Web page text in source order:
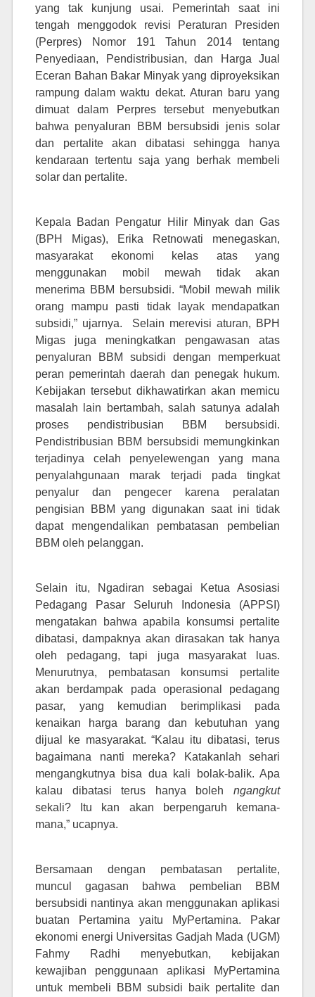
yang tak kunjung usai. Pemerintah saat ini
tengah menggodok revisi Peraturan Presiden
(Perpres) Nomor 191 Tahun 2014 tentang
Penyediaan, Pendistribusian, dan Harga Jual
Eceran Bahan Bakar Minyak yang diproyeksikan
rampung dalam waktu dekat. Aturan baru yang
dimuat dalam Perpres tersebut menyebutkan
bahwa penyaluran BBM bersubsidi jenis solar
dan pertalite akan dibatasi sehingga hanya
kendaraan tertentu saja yang berhak membeli
solar dan pertalite.
Kepala Badan Pengatur Hilir Minyak dan Gas
(BPH Migas), Erika Retnowati menegaskan,
masyarakat ekonomi kelas atas yang
menggunakan mobil mewah tidak akan
menerima BBM bersubsidi. “Mobil mewah milik
orang mampu pasti tidak layak mendapatkan
subsidi,” ujarnya. Selain merevisi aturan, BPH
Migas juga meningkatkan pengawasan atas
penyaluran BBM subsidi dengan memperkuat
peran pemerintah daerah dan penegak hukum.
Kebijakan tersebut dikhawatirkan akan memicu
masalah lain bertambah, salah satunya adalah
proses pendistribusian BBM bersubsidi.
Pendistribusian BBM bersubsidi memungkinkan
terjadinya celah penyelewengan yang mana
penyalahgunaan marak terjadi pada tingkat
penyalur dan pengecer karena peralatan
pengisian BBM yang digunakan saat ini tidak
dapat mengendalikan pembatasan pembelian
BBM oleh pelanggan.
Selain itu, Ngadiran sebagai Ketua Asosiasi
Pedagang Pasar Seluruh Indonesia (APPSI)
mengatakan bahwa apabila konsumsi pertalite
dibatasi, dampaknya akan dirasakan tak hanya
oleh pedagang, tapi juga masyarakat luas.
Menurutnya, pembatasan konsumsi pertalite
akan berdampak pada operasional pedagang
pasar, yang kemudian berimplikasi pada
kenaikan harga barang dan kebutuhan yang
dijual ke masyarakat. “Kalau itu dibatasi, terus
bagaimana nanti mereka? Katakanlah sehari
mengangkutnya bisa dua kali bolak-balik. Apa
kalau dibatasi terus hanya boleh ngangkut
sekali? Itu kan akan berpengaruh kemana-
mana,” ucapnya.
Bersamaan dengan pembatasan pertalite,
muncul gagasan bahwa pembelian BBM
bersubsidi nantinya akan menggunakan aplikasi
buatan Pertamina yaitu MyPertamina. Pakar
ekonomi energi Universitas Gadjah Mada (UGM)
Fahmy Radhi menyebutkan, kebijakan
kewajiban penggunaan aplikasi MyPertamina
untuk membeli BBM subsidi baik pertalite dan